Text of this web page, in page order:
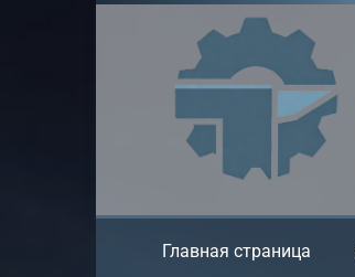
Главная страница